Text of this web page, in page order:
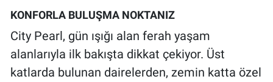
KONFORLA BULUŞMA NOKTANIZ
City Pearl, gün ışığı alan ferah yaşam
alanlarıyla ilk bakışta dikkat çekiyor. Üst
katlarda bulunan dairelerden, zemin katta özel